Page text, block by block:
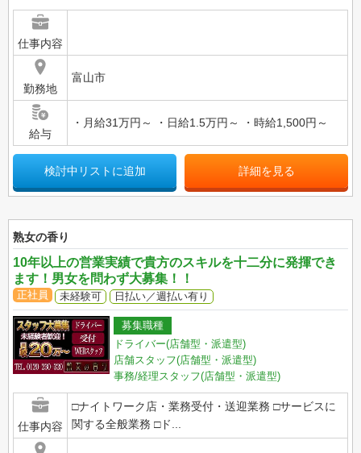
仕事内容
勤務地
富山市
給与
・月給31万円～ ・日給1.5万円～ ・時給1,500円～
検討中リストに追加 詳細を見る
熟女の香り
10年以上の営業実績で貴方のスキルを十二分に発揮でき
ます！男女を問わず大募集！！
正社員 未経験可 日払い／週払い有り
募集職種
ドライバー(店舗型・派遣型)
店舗スタッフ(店舗型・派遣型)
事務/経理スタッフ(店舗型・派遣型)
仕事内容
□ナイトワーク店・業務受付・送迎業務 □サービスに
関する全般業務 □ド...